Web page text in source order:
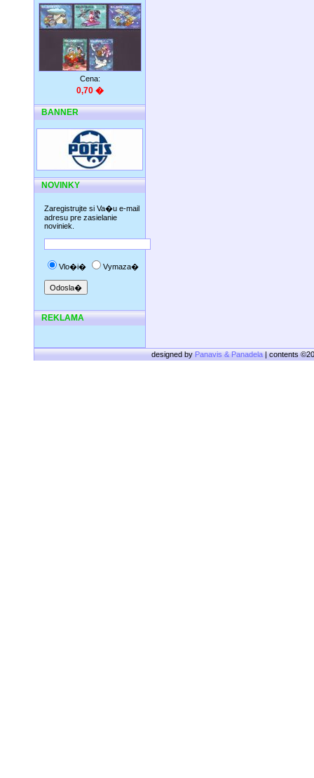
Cena:
0,70 �
BANNER
NOVINKY
Zaregistrujte si Va�u e-mail
adresu pre zasielanie
noviniek.
Vlo�i� Vymaza�
REKLAMA
designed byPanavis & Panadela| contents